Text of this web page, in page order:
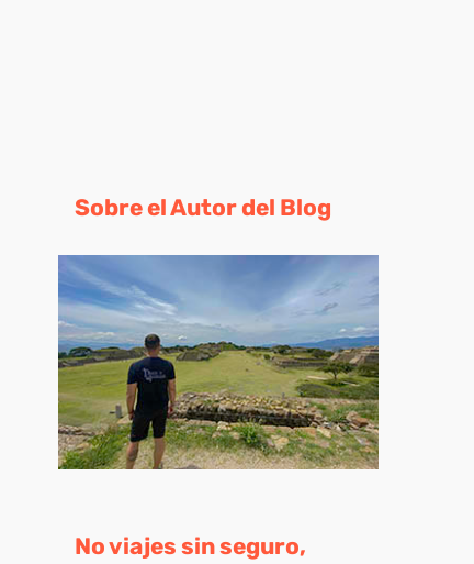
Sobre el Autor del Blog
No viajes sin seguro,